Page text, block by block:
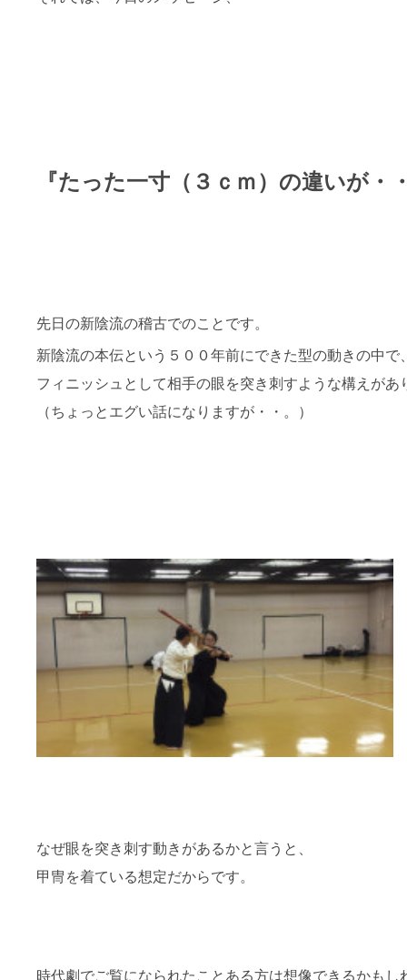
『たった一寸（３ｃｍ）の違いが・・
先日の新陰流の稽古でのことです。
新陰流の本伝という５００年前にできた型の動きの中で、
フィニッシュとして相手の眼を突き刺すような構えがあ
（ちょっとエグい話になりますが・・。）
なぜ眼を突き刺す動きがあるかと言うと、
甲冑を着ている想定だからです。
時代劇でご覧になられたことある方は想像できるかもし